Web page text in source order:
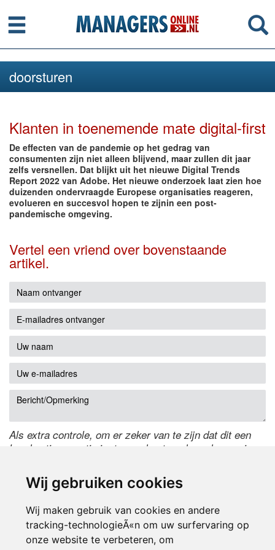
Wij gebruiken cookies
Wij maken gebruik van cookies en andere
tracking-technologieÃ«n om uw surfervaring op
onze website te verbeteren, om
Menu
doorsturen
Klanten in toenemende mate digital-first
De effecten van de pandemie op het gedrag van
consumenten zijn niet alleen blijvend, maar zullen dit jaar
zelfs versnellen. Dat blijkt uit het nieuwe Digital Trends
Report 2022 van Adobe. Het nieuwe onderzoek laat zien hoe
duizenden ondervraagde Europese organisaties reageren,
evolueren en succesvol hopen te zijnin een post-
pandemische omgeving.
Vertel een vriend over bovenstaande
artikel.
Als extra controle, om er zeker van te zijn dat dit een
handmatige reactie is, typ onderstaande code over in
de code te wijzigen.